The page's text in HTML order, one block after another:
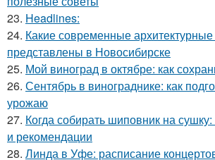
23. Headlines:
24. Какие современные
представлены в Новосибирске
25. Мой виноград в октябре: как
26. Сентябрь в винограднике: как
урожаю
27. Когда собирать шиповник на
и рекомендации
28. Линда в Уфе: расписание